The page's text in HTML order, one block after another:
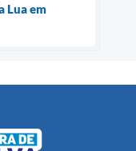
Lua em